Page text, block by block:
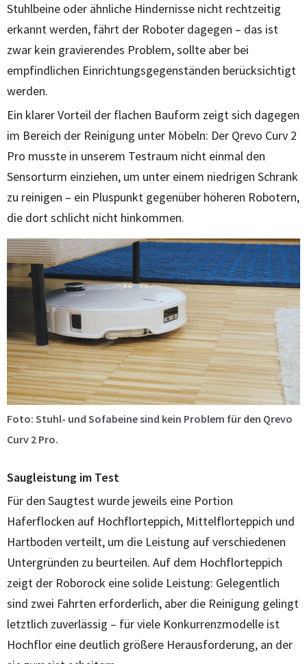
Stuhlbeine oder ähnliche Hindernisse nicht rechtzeitig
erkannt werden, fährt der Roboter dagegen – das ist
zwar kein gravierendes Problem, sollte aber bei
empfindlichen Einrichtungsgegenständen berücksichtigt
werden.
Ein klarer Vorteil der flachen Bauform zeigt sich dagegen
im Bereich der Reinigung unter Möbeln: Der Qrevo Curv 2
Pro musste in unserem Testraum nicht einmal den
Sensorturm einziehen, um unter einem niedrigen Schrank
zu reinigen – ein Pluspunkt gegenüber höheren Robotern,
die dort schlicht nicht hinkommen.
Foto: Stuhl- und Sofabeine sind kein Problem für den Qrevo
Curv 2 Pro.
Saugleistung im Test
Für den Saugtest wurde jeweils eine Portion
Haferflocken auf Hochflorteppich, Mittelflorteppich und
Hartboden verteilt, um die Leistung auf verschiedenen
Untergründen zu beurteilen. Auf dem Hochflorteppich
zeigt der Roborock eine solide Leistung: Gelegentlich
sind zwei Fahrten erforderlich, aber die Reinigung gelingt
letztlich zuverlässig – für viele Konkurrenzmodelle ist
Hochflor eine deutlich größere Herausforderung, an der